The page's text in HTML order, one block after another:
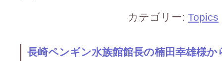
カテゴリー: Topics
長崎ペンギン水族館館長の楠田幸雄様